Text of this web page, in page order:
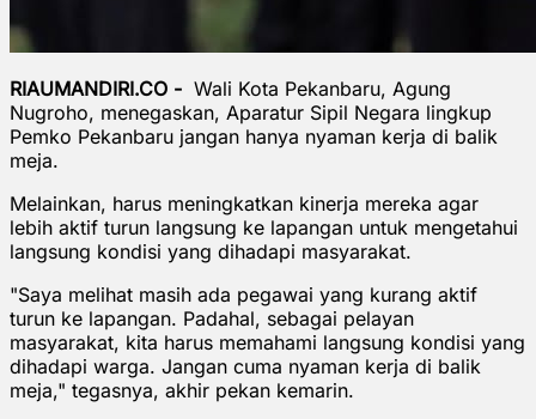
RIAUMANDIRI.CO - Wali Kota Pekanbaru, Agung
Nugroho, menegaskan, Aparatur Sipil Negara lingkup
Pemko Pekanbaru jangan hanya nyaman kerja di balik
meja.
Melainkan, harus meningkatkan kinerja mereka agar
lebih aktif turun langsung ke lapangan untuk mengetahui
langsung kondisi yang dihadapi masyarakat.
"Saya melihat masih ada pegawai yang kurang aktif
turun ke lapangan. Padahal, sebagai pelayan
masyarakat, kita harus memahami langsung kondisi yang
dihadapi warga. Jangan cuma nyaman kerja di balik
meja," tegasnya, akhir pekan kemarin.